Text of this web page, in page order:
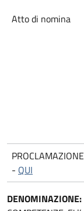
Atto di nomina
PROCLAMAZIONE
- QUI